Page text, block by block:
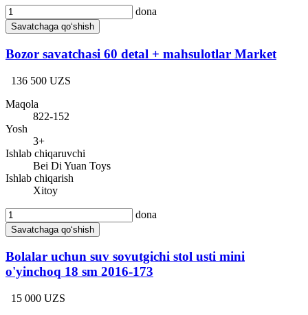
dona
Savatchaga qo‘shish
Bozor savatchasi 60 detal + mahsulotlar Market
136 500 UZS
Maqola
822-152
Yosh
3+
Ishlab chiqaruvchi
Bei Di Yuan Toys
Ishlab chiqarish
Xitoy
dona
Savatchaga qo‘shish
Bolalar uchun suv sovutgichi stol usti mini
o'yinchoq 18 sm 2016-173
15 000 UZS